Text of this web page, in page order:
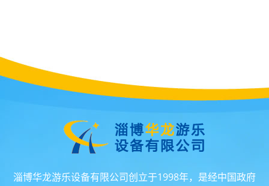
淄博华龙游乐设备有限公司创立于1998年，是经中国政府